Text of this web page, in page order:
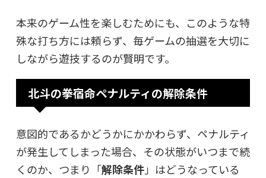
本来のゲーム性を楽しむためにも、このような特
殊な打ち方には頼らず、毎ゲームの抽選を大切に
しながら遊技するのが賢明です。
北斗の拳宿命ペナルティの解除条件
意図的であるかどうかにかかわらず、ペナルティ
が発生してしまった場合、その状態がいつまで続
くのか、つまり「解除条件」はどうなっている